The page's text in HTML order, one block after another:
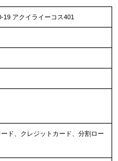
19 アクイライーコス401
ド、クレジットカード、分割ロー